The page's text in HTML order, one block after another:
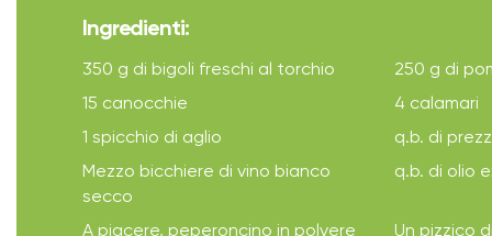
Ingredienti:
350 g di bigoli freschi al torchio
250 g di
15 canocchie
4 calamari
1 spicchio di aglio
q.b. di
Mezzo bicchiere di vino bianco
secco
q.b. di olio
A piacere, peperoncino in polvere Un pizzico